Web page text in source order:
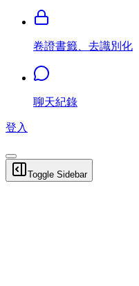
卷證書籤、去識別化
聊天紀錄
登入
Toggle Sidebar